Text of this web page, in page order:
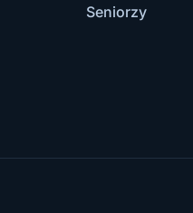
Seniorzy